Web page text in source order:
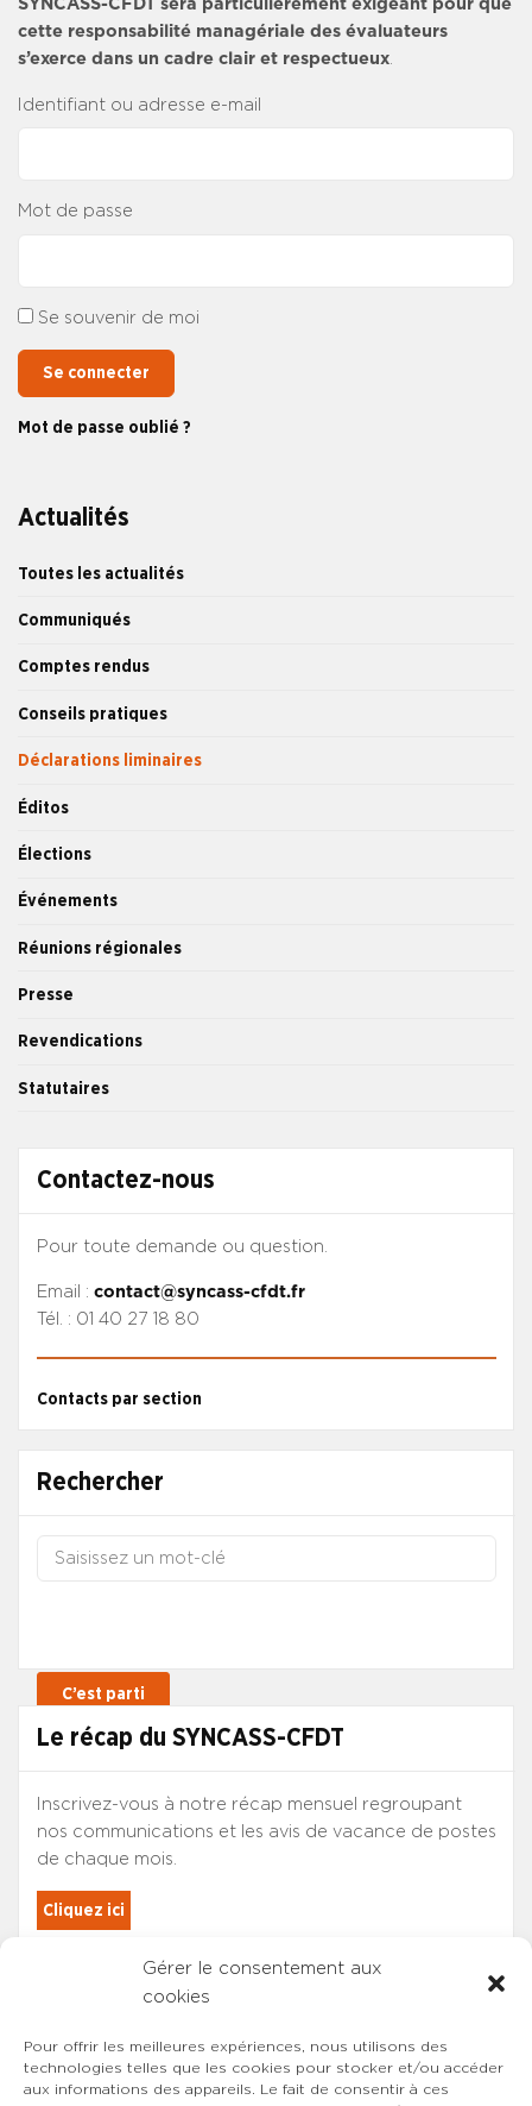
Gérer le consentement aux
cookies
Pour offrir les meilleures expériences, nous utilisons des
technologies telles que les cookies pour stocker et/ou accéder
aux informations des appareils. Le fait de consentir à ces
Actualités
Toutes les actualités
Communiqués
Comptes rendus
Conseils pratiques
Déclarations liminaires
Éditos
Élections
Événements
Réunions régionales
Presse
Revendications
Statutaires
Contactez-nous
Pour toute demande ou question.
Email : contact@syncass-cfdt.fr
Tél. : 01 40 27 18 80
Contacts par section
SYNCASS-CFDT sera particulièrement exigeant pour que
cette responsabilité managériale des évaluateurs
s’exerce dans un cadre clair et respectueux
Identifiant ou adresse e-mail
Mot de passe
Se souvenir de moi
Se connecter
Mot de passe oublié ?
Rechercher
Le récap du SYNCASS-CFDT
Inscrivez-vous à notre récap mensuel regroupant
nos communications et les avis de vacance de postes
de chaque mois.
Cliquez ici
Les adhérents du SYNCASS-CFDT
sont automatiquement inscrits.